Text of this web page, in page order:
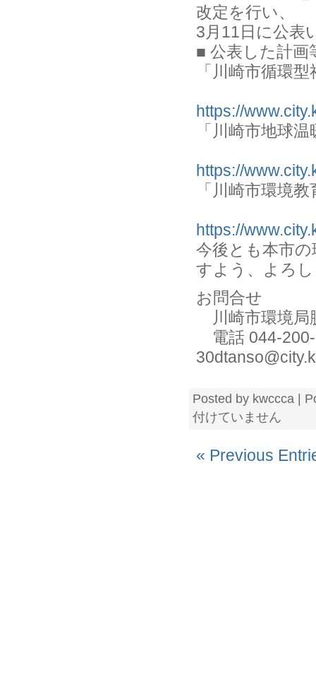
改定を行い、
3月11日に公表
■ 公表した計
「川崎市循環
https://
「川崎市地球
https://
「川崎市環境
https://
今後とも本市
すよう、よろ
お問合せ
川崎市環境局
電話 044-
Posted by kwccca |
付けていません
« Previous